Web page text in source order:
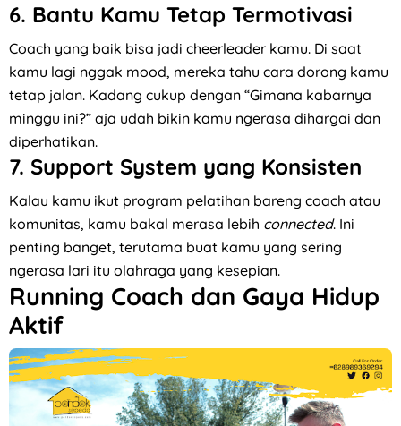
6. Bantu Kamu Tetap Termotivasi
Coach yang baik bisa jadi cheerleader kamu. Di saat
kamu lagi nggak mood, mereka tahu cara dorong kamu
tetap jalan. Kadang cukup dengan “Gimana kabarnya
minggu ini?” aja udah bikin kamu ngerasa dihargai dan
diperhatikan.
7. Support System yang Konsisten
Kalau kamu ikut program pelatihan bareng coach atau
komunitas, kamu bakal merasa lebih connected. Ini
penting banget, terutama buat kamu yang sering
ngerasa lari itu olahraga yang kesepian.
Running Coach dan Gaya Hidup
Aktif